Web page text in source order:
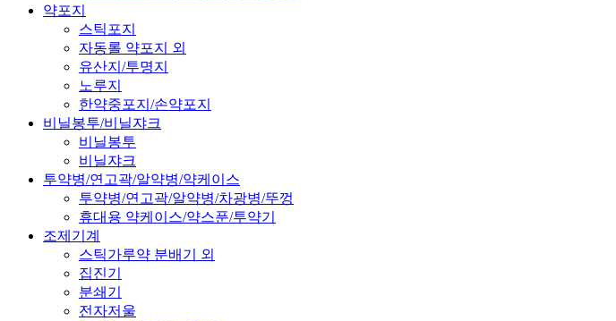
약포지
스틱포지
자동롤 약포지 외
유산지/투명지
노루지
한약중포지/손약포지
비닐봉투/비닐쟈크
비닐봉투
비닐쟈크
투약병/연고곽/알약병/약케이스
투약병/연고곽/알약병/차광병/뚜껑
휴대용 약케이스/약스푼/투약기
조제기계
스틱가루약 분배기 외
집진기
분쇄기
전자저울